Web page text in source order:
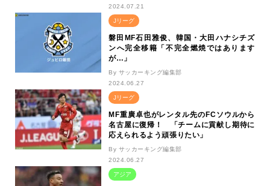
2024.07.21
Jリーグ
磐田MF石田雅俊、韓国・大田ハナシチズ
ンへ完全移籍「不完全燃焼ではあります
が…」
By サッカーキング編集部
2024.06.27
Jリーグ
MF重廣卓也がレンタル先のFCソウルから
名古屋に復帰！ 「チームに貢献し期待に
応えられるよう頑張りたい」
By サッカーキング編集部
2024.06.27
アジア